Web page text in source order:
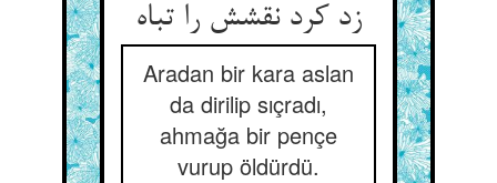
زد کرد نقشش را تباه‏
Aradan bir kara aslan
da dirilip sıçradı,
ahmağa bir pençe
vurup öldürdü.